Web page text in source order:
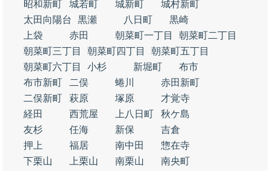
昭和新町
城若町 城新町
城村新町
太田向陽台
黒瀬 八日町
黒崎
上袋
赤田 朝菜町一丁目
朝菜町二丁目
朝菜町三丁目
朝菜町四丁目
朝菜町五丁目
朝菜町六丁目
小杉 新堀町
布市
布市新町
二俣 蜷川
赤田新町
二俣新町
萩原 塚原
才覚寺
経田
西荒屋 上八日町
秋ケ島
友杉
任海 新保
吉倉
押上
福居 南中田
惣在寺
下栗山
上栗山 南栗山
南央町